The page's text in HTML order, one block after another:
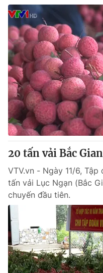
20 tấn vải Bắc
VTV.vn - Ngày 11/6,
tấn vải Lục Ngạn (Bắc
chuyến đầu tiên.